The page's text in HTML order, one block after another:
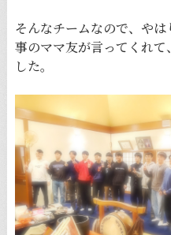
そんなチームなので、や
事のママ友が言ってくれ
した。